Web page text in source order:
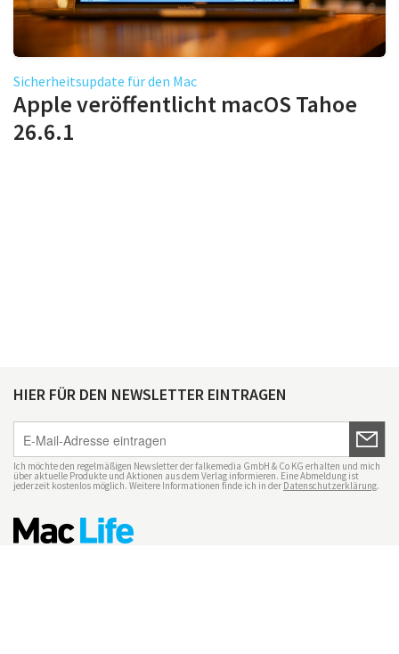
Sicherheitsupdate für den Mac
Apple veröffentlicht macOS Tahoe
26.6.1
HIER FÜR DEN NEWSLETTER EINTRAGEN
Ich möchte den regelmäßigen Newsletter der falkemedia GmbH & Co KG erhalten und mich
über aktuelle Produkte und Aktionen aus dem Verlag informieren. Eine Abmeldung ist
jederzeit kostenlos möglich. Weitere Informationen finde ich in der Datenschutzerklärung.